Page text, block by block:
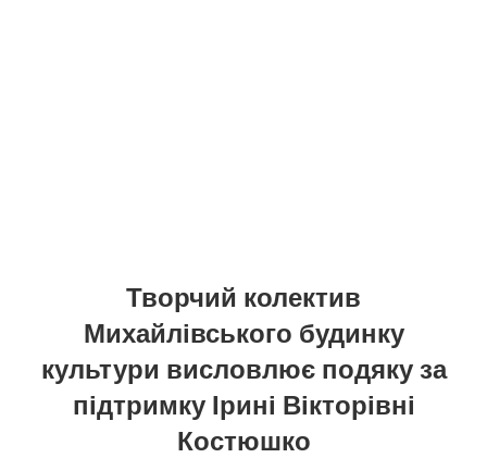
Творчий колектив
Михайлівського будинку
культури висловлює подяку за
підтримку Ірині Вікторівні
Костюшко